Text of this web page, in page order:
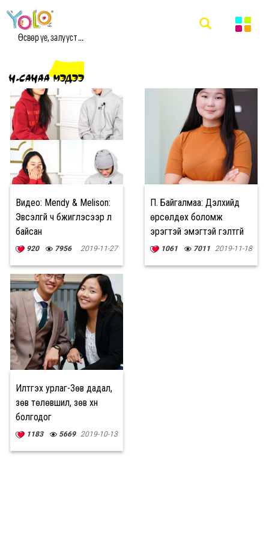
Өсвөр үе, залууст ...
Н.САНАА МЭДЭЭ
Видео: Mendy & Melison:
Эвсэлгүй ч бүжиглэсээр л
байсан
920 7956 2019-11-27
П. Байгалмаа: Дэлхийд
өрсөлдөх боломж
эрэгтэй эмэгтэй гэлтгүй
бид бүгдэд бий
1061 7011 2019-11-18
Илтгэх урлаг-Зөв дадал,
зөв төлөвшил, зөв хүн
болгодог
1183 5669 2019-10-13